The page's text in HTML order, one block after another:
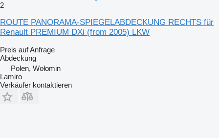
2
ROUTE PANORAMA-SPIEGELABDECKUNG RECHTS für
Renault PREMIUM DXi (from 2005) LKW
Preis auf Anfrage
Abdeckung
Polen, Wołomin
Lamiro
Verkäufer kontaktieren